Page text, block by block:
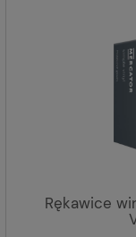
Rękawice